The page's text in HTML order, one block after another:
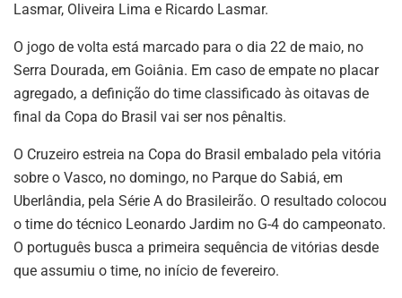
Lasmar, Oliveira Lima e Ricardo Lasmar.
O jogo de volta está marcado para o dia 22 de maio, no
Serra Dourada, em Goiânia. Em caso de empate no placar
agregado, a definição do time classificado às oitavas de
final da Copa do Brasil vai ser nos pênaltis.
O Cruzeiro estreia na Copa do Brasil embalado pela vitória
sobre o Vasco, no domingo, no Parque do Sabiá, em
Uberlândia, pela Série A do Brasileirão. O resultado colocou
o time do técnico Leonardo Jardim no G-4 do campeonato.
O português busca a primeira sequência de vitórias desde
que assumiu o time, no início de fevereiro.